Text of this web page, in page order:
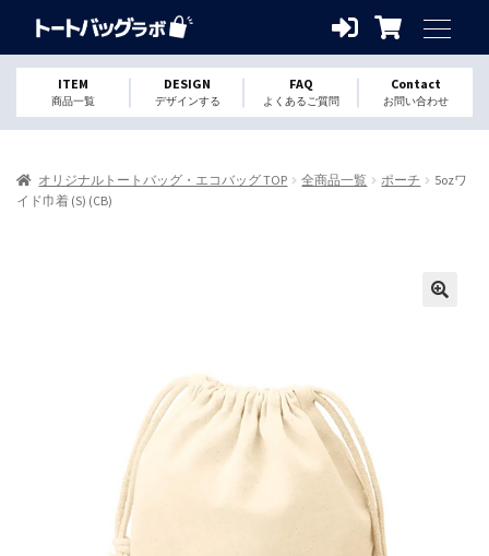
ITEM
商品一覧
DESIGN
デザインする
FAQ
よくあるご質問
Contact
お問い合わせ
オリジナルトートバッグ・エコバッグ TOP 全商品一覧 ポーチ
5ozワ
イド巾着 (S) (CB)